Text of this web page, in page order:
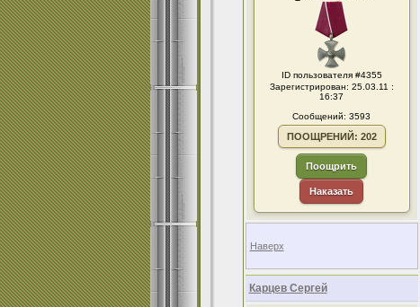
ID пользователя #4355
Зарегистрирован: 25.03.11 :
16:37
Сообщений: 3593
ПООЩРЕНИЙ: 202
Поощрить
Наказать
Наверх
Карцев Сергей